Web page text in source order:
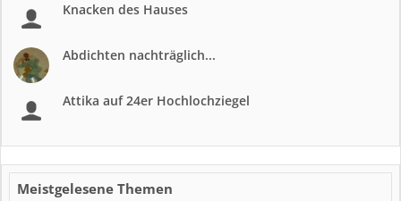
Knacken des Hauses
Abdichten nachträglich...
Attika auf 24er Hochlochziegel
Meistgelesene Themen